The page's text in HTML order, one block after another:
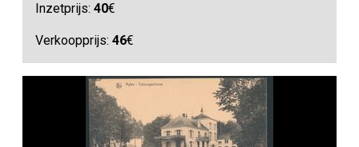
Inzetprijs:40€
Verkoopprijs:46€